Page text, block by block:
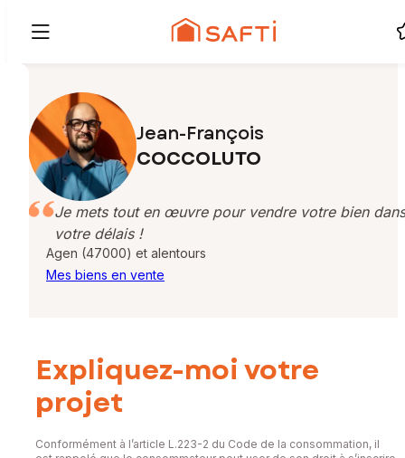
Jean-François
COCCOLUTO
Je mets tout en œuvre pour vendre votre bien dans
votre délais !
Agen (47000) et alentours
Mes biens en vente
Expliquez-moi votre
projet
Conformément à l’article L.223-2 du Code de la consommation, il